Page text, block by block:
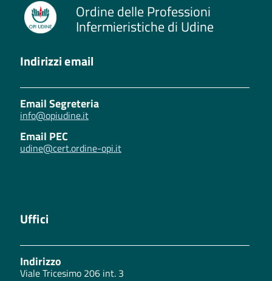
Ordine delle Professioni
Infermieristiche di Udine
Indirizzi email
Email Segreteria
info@opiudine.it
Email PEC
udine@cert.ordine-opi.it
Uffici
Indirizzo
Viale Tricesimo 206 int. 3